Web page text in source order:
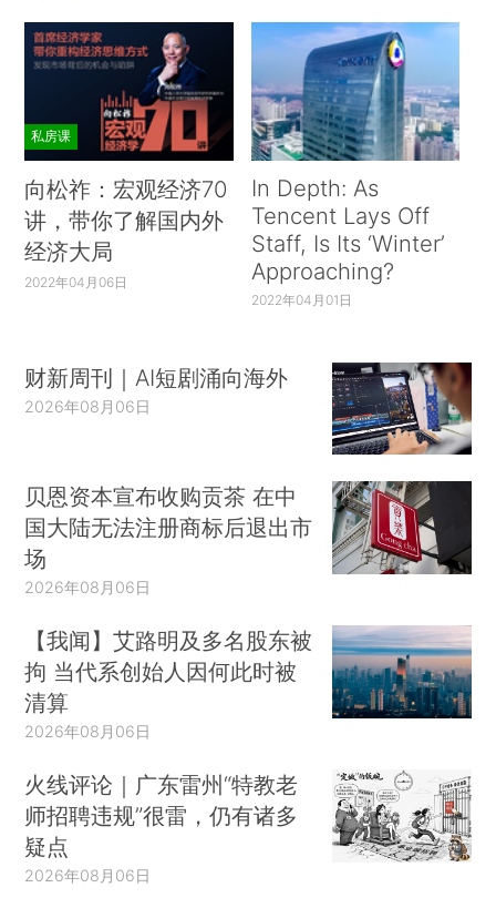
私房课
向松祚：宏观经济70
讲，带你了解国内外
经济大局
2022年04月06日
In Depth: As
Tencent Lays Off
Staff, Is Its ‘Winter’
Approaching?
2022年04月01日
财新周刊｜AI短剧涌向海外
2026年08月06日
贝恩资本宣布收购贡茶 在中
国大陆无法注册商标后退出市
场
2026年08月06日
【我闻】艾路明及多名股东被
拘 当代系创始人因何此时被
清算
2026年08月06日
火线评论｜广东雷州“特教老
师招聘违规”很雷，仍有诸多
疑点
2026年08月06日